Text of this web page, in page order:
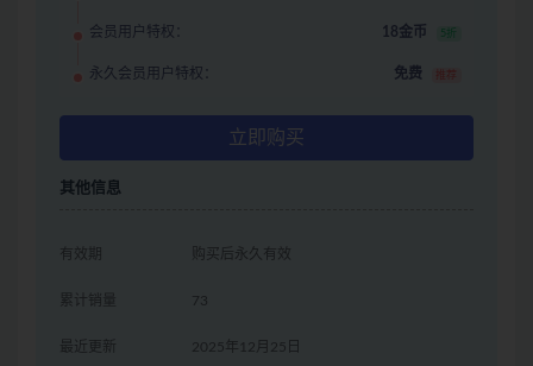
会员用户特权： 18金币 5折
永久会员用户特权： 免费 推荐
立即购买
其他信息
有效期 购买后永久有效
累计销量 73
最近更新 2025年12月25日